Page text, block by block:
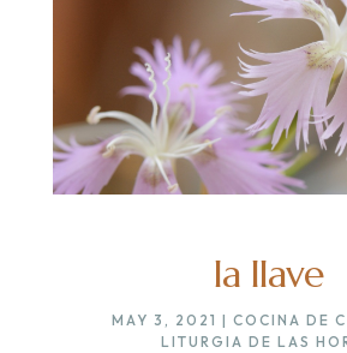
la llave
MAY 3, 2021 |COCINA DE
LITURGIA DE LAS